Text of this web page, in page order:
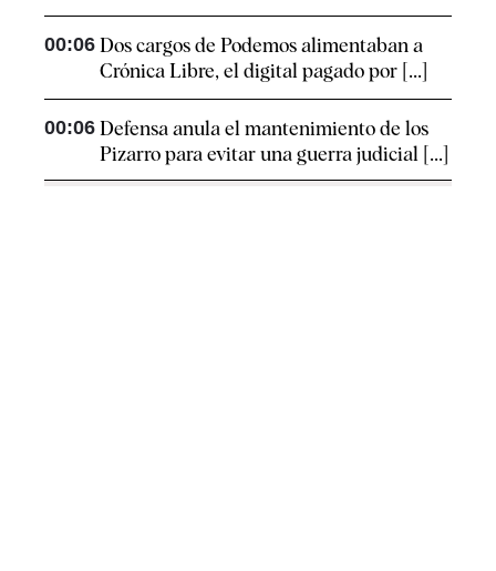
00:06 Dos cargos de Podemos alimentaban a
Crónica Libre, el digital pagado por [...]
00:06 Defensa anula el mantenimiento de los
Pizarro para evitar una guerra judicial [...]